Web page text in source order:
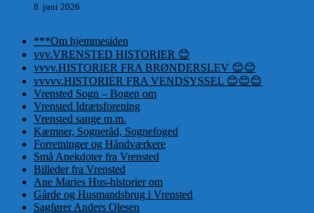
8. juni 2026
***Om hjemmesiden
vvv.VRENSTED HISTORIER 😊
vvvv.HISTORIER FRA BRØNDERSLEV 😊😊
vvvvv.HISTORIER FRA VENDSYSSEL 😊😊😊
Vrensted Sogn – Bogen om
Vrensted Idrætsforening
Vrensted sange m.m.
Kæmner, Sogneråd, Sognefoged
Forretninger og Håndværkere
Små Anekdoter fra Vrensted
Billeder fra Vrensted
Ane Maries Hus-historier om
Gårde og Husmandsbrug i Vrensted
Sagfører Anders Olesen